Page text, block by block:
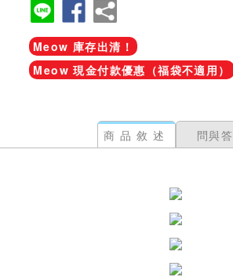
Meow 庫存出清！
Meow 現金付款優惠（福袋不適用）
商品敘述 問與答